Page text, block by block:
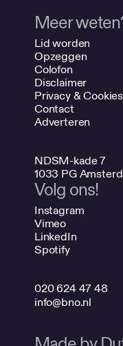
Meer
Lid worden
Opzeggen
Colofon
Disclaimer
Privacy & Cookies
Contact
Adverteren
NDSM-kade 7
1033 PG
Volg ons!
Instagram
Vimeo
LinkedIn
Spotify
020 624 47 48
info@bno.nl